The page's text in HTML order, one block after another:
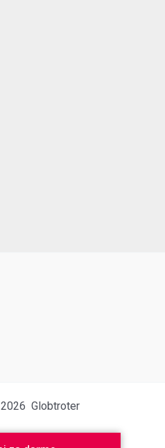
Globtroter